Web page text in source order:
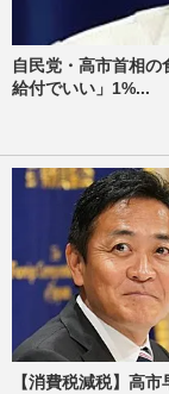
自民党・高市首相の
給付でいい」1%...
【消費税減税】高